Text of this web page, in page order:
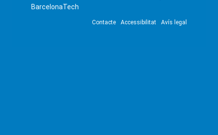
BarcelonaTech
Contacte Accessibilitat Avís legal